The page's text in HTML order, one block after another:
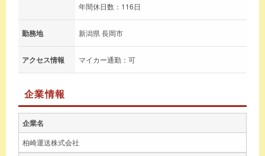
年間休日数：116日
勤務地 新潟県 長岡市
アクセス情報 マイカー通勤：可
企業情報
企業名
柏崎運送株式会社